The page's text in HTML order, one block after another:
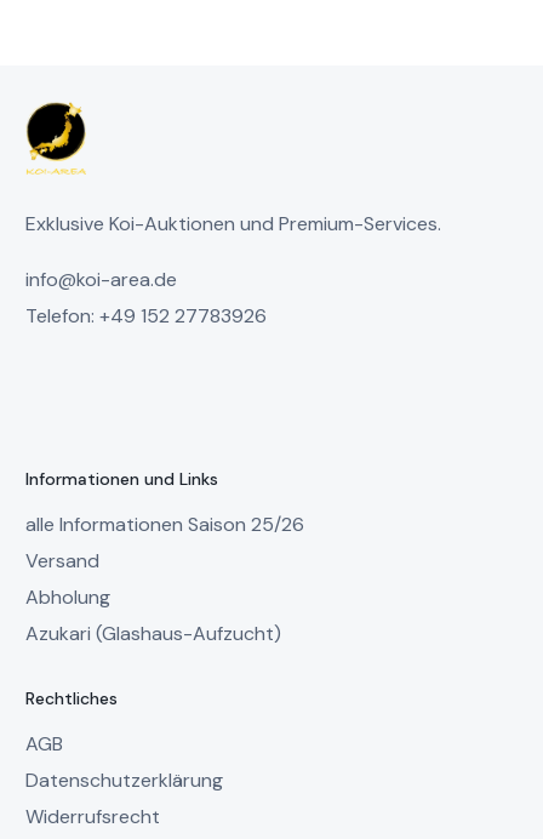
Exklusive Koi-Auktionen und Premium-Services.
info@koi-area.de
Telefon: +49 152 27783926
Informationen und Links
alle Informationen Saison 25/26
Versand
Abholung
Azukari (Glashaus-Aufzucht)
Rechtliches
AGB
Datenschutzerklärung
Widerrufsrecht